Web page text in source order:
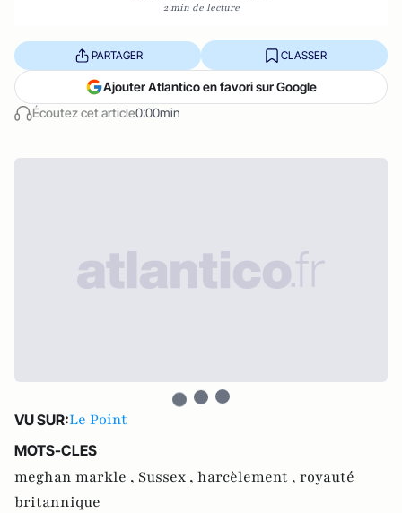
2 min de lecture
Écoutez cet article0:00min
PARTAGER CLASSER
Ajouter Atlantico en favori sur Google
VU SUR:Le Point
MOTS-CLES
meghan markle , Sussex , harcèlement , royauté
britannique